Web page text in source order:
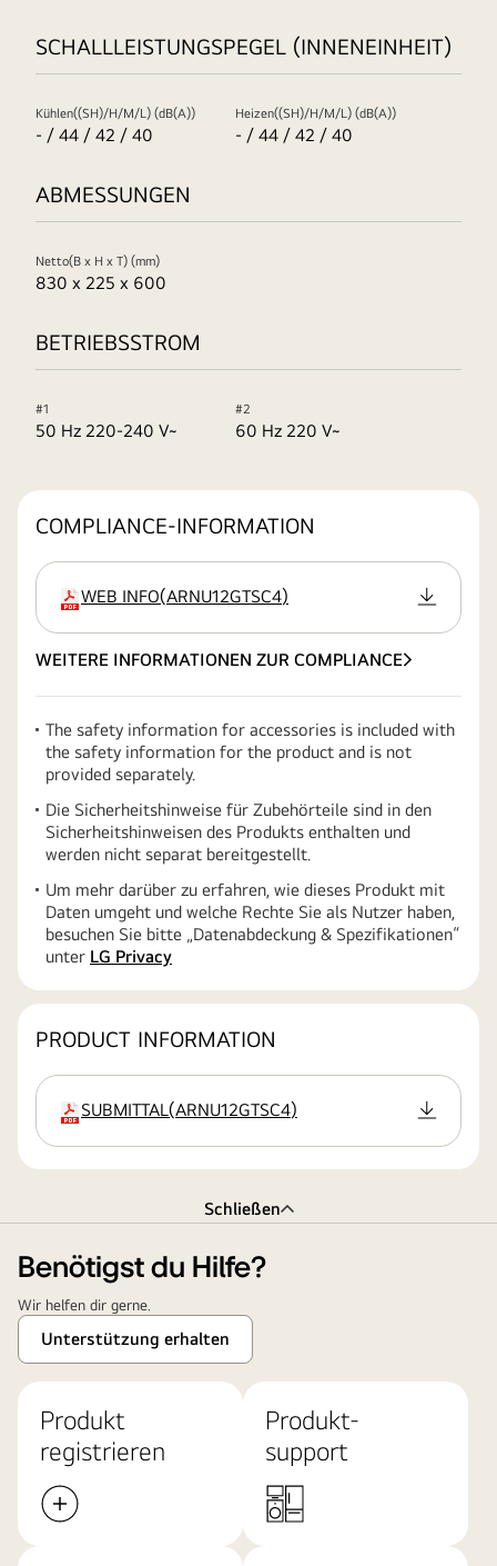
SCHALLLEISTUNGSPEGEL (INNENEINHEIT)
Kühlen((SH)/H/M/L) (dB(A))
- / 44 / 42 / 40
Heizen((SH)/H/M/L) (dB(A))
- / 44 / 42 / 40
ABMESSUNGEN
Netto(B x H x T) (mm)
830 x 225 x 600
BETRIEBSSTROM
#1
50 Hz 220-240 V~
#2
60 Hz 220 V~
COMPLIANCE-INFORMATION
Erweiterung
WEB INFO(ARNU12GTSC4)
WEITERE INFORMATIONEN ZUR COMPLIANCE
The safety information for accessories is included with
the safety information for the product and is not
provided separately.
Die Sicherheitshinweise für Zubehörteile sind in den
Sicherheitshinweisen des Produkts enthalten und
werden nicht separat bereitgestellt.
Um mehr darüber zu erfahren, wie dieses Produkt mit
Daten umgeht und welche Rechte Sie als Nutzer haben,
besuchen Sie bitte „Datenabdeckung & Spezifikationen“
unter LG Privacy
PRODUCT INFORMATION
Erweiterung
SUBMITTAL(ARNU12GTSC4)
Schließen
Benötigst du Hilfe?
Wir helfen dir gerne.
Unterstützung erhalten
Produkt
registrieren
Produkt-
support